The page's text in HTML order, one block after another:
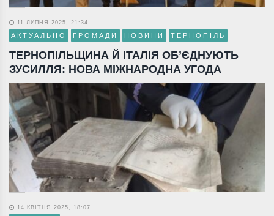
11 ЛИПНЯ 2025, 21:34
АКТУАЛЬНО ГРОМАДИ НОВИНИ ТЕРНОПІЛЬ
ТЕРНОПІЛЬЩИНА Й ІТАЛІЯ ОБ’ЄДНУЮТЬ
ЗУСИЛЛЯ: НОВА МІЖНАРОДНА УГОДА
14 КВІТНЯ 2025, 18:07